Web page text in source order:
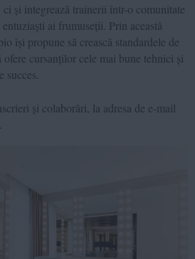
și integrează trainerii într-o comunitate
ai frumuseții. Prin această
își propune să crească standardele de
ofere cursanților cele mai bune tehnici și
și colaborări, la adresa de e-mail